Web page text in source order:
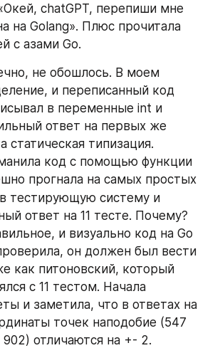
chatGPT, перепиши мне
на Golang». Плюс прочитала
с азами Go.
не обошлось. В моем
и переписанный код
в переменные int и
ответ на первых же
статическая типизация.
прогнала на самых простых
в тестирующую систему и
ответ на 11 тесте. Почему?
и визуально код на Go
он должен был вести
как питоновский, который
с 11 тестом. Начала
и заметила, что в ответах на
точек наподобие (547
902) отличаются на +- 2.